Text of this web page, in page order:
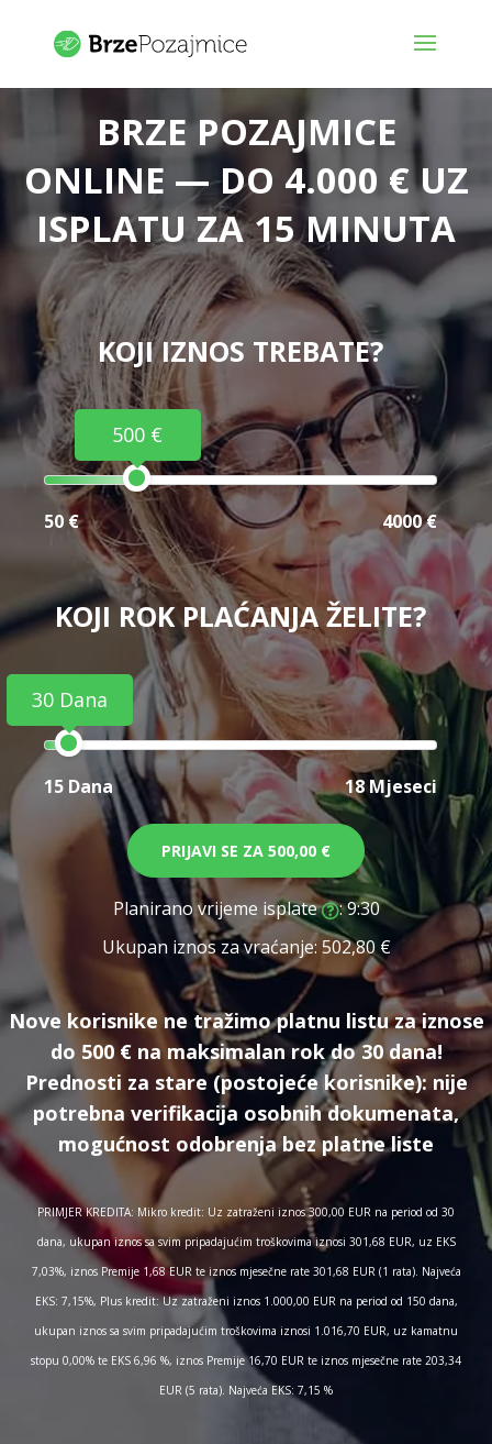
BRZE POZAJMICE
ONLINE — DO 4.000 € UZ
ISPLATU ZA 15 MINUTA
KOJI IZNOS TREBATE?
500 €
50 € 4000 €
KOJI ROK PLAĆANJA ŽELITE?
30 Dana
15 Dana 18 Mjeseci
PRIJAVI SE ZA 500,00 €
Planirano vrijeme isplate
: 9:30
Ukupan iznos za vraćanje:502,80 €
Nove korisnike ne tražimo platnu listu za iznose
do 500 € na maksimalan rok do 30 dana!
Prednosti za stare (postojeće korisnike): nije
potrebna verifikacija osobnih dokumenata,
mogućnost odobrenja bez platne liste
PRIMJER KREDITA: Mikro kredit: Uz zatraženi iznos 300,00 EUR na period od 30
dana, ukupan iznos sa svim pripadajućim troškovima iznosi 301,68 EUR, uz EKS
7,03%, iznos Premije 1,68 EUR te iznos mjesečne rate 301,68 EUR (1 rata). Najveća
EKS: 7,15%, Plus kredit: Uz zatraženi iznos 1.000,00 EUR na period od 150 dana,
ukupan iznos sa svim pripadajućim troškovima iznosi 1.016,70 EUR, uz kamatnu
stopu 0,00% te EKS 6,96 %, iznos Premije 16,70 EUR te iznos mjesečne rate 203,34
EUR (5 rata). Najveća EKS: 7,15 %